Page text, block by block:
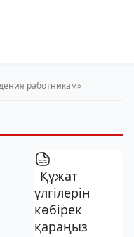
работникам»
Құжат
үлгілерін
көбірек
қараңыз